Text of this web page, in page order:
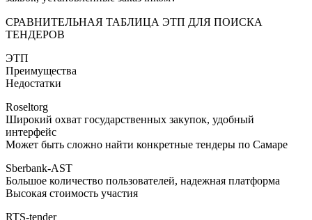
СРАВНИТЕЛЬНАЯ ТАБЛИЦА ЭТП ДЛЯ ПОИСКА
ТЕНДЕРОВ
ЭТП
Преимущества
Недостатки
Roseltorg
Широкий охват государственных закупок, удобный
интерфейс
Может быть сложно найти конкретные тендеры по Самаре
Sberbank-AST
Большое количество пользователей, надежная платформа
Высокая стоимость участия
RTS-tender